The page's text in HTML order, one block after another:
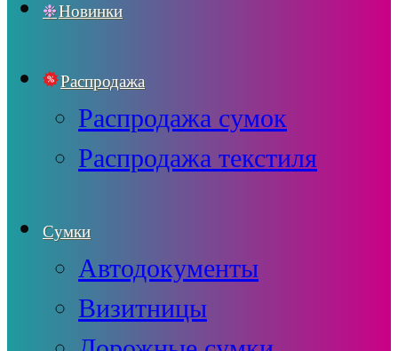
Новинки
Распродажа
Распродажа сумок
Распродажа текстиля
Сумки
Автодокументы
Визитницы